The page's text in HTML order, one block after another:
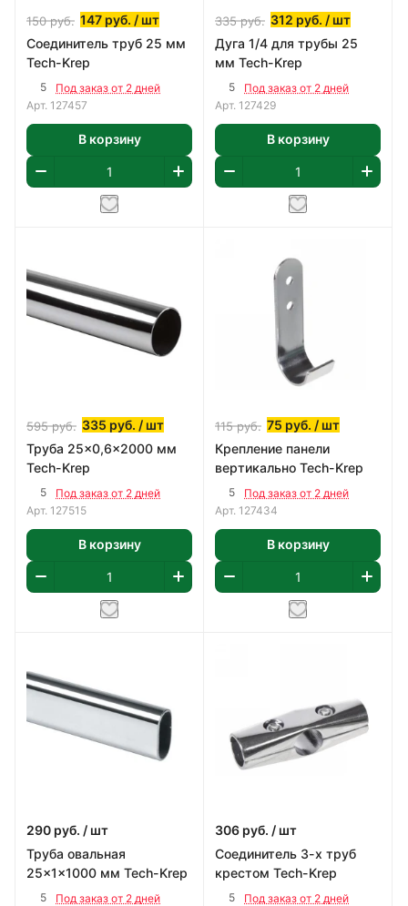
150руб. 147 руб. / шт
Соединитель труб 25 мм
Tech-Krep
5
Под заказ от 2 дней
Арт. 127457
В корзину
335руб. 312 руб. / шт
Дуга 1/4 для трубы 25
мм Tech-Krep
5
Под заказ от 2 дней
Арт. 127429
В корзину
595руб. 335 руб. / шт
Труба 25x0,6x2000 мм
Tech-Krep
5
Под заказ от 2 дней
Арт. 127515
В корзину
115руб. 75 руб. / шт
Крепление панели
вертикально Tech-Krep
5
Под заказ от 2 дней
Арт. 127434
В корзину
290 руб. / шт
Труба овальная
25x1x1000 мм Tech-Krep
5
Под заказ от 2 дней
306 руб. / шт
Соединитель 3-х труб
крестом Tech-Krep
5
Под заказ от 2 дней